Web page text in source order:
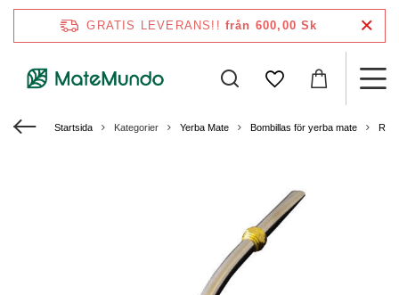
GRATIS LEVERANS!! från 600,00 Sk
Startsida Kategorier Yerba Mate Bombillas för yerba mate